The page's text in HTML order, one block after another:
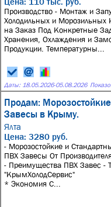
Производство - Монтаж и
Холодильных и Морозильных
на Заказ Под Конкретные
Хранения, Охлаждения и
Продукции. Температурны...
Даты: 18.05.2026-05.08.2026
Продам:
Завесы в Крыму.
Ялта
Цена: 3280 руб.
- Морозостойкие и
ПВХ Завесы От
- Преимущества ПВХ Завес -
"КрымХолодСервис"
* Экономия С...